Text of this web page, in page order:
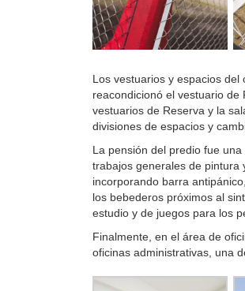
Los vestuarios y espacios
reacondicionó el vestuario de
vestuarios de Reserva y la
divisiones de espacios y
La pensión del predio fue
trabajos generales de pintura
incorporando barra
los bebederos próximos al
estudio y de juegos para los
Finalmente, en el área de
oficinas administrativas, una